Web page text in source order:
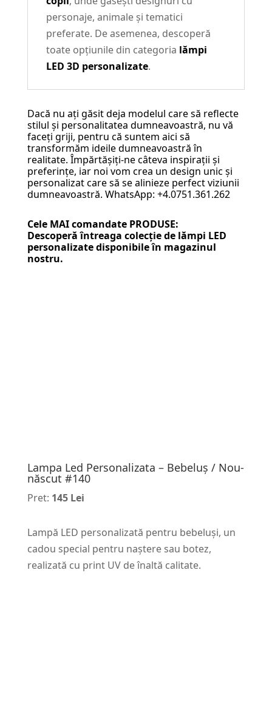
personaje, animale și tematici
preferate. De asemenea, descoperă
toate opțiunile din categoria lămpi
LED 3D personalizate.
Dacă nu ați găsit deja modelul care să reflecte
stilul și personalitatea dumneavoastră, nu vă
faceți griji, pentru că suntem aici să
transformăm ideile dumneavoastră în
realitate. Împărtășiți-ne câteva inspirații și
preferințe, iar noi vom crea un design unic și
personalizat care să se alinieze perfect viziunii
dumneavoastră. WhatsApp: +4.0751.361.262
Cele MAI comandate PRODUSE:
Descoperă întreaga colecție de lămpi LED
personalizatedisponibile în magazinul
nostru.
Lampa Led Personalizata – Bebeluș / Nou-
născut #140
Pret: 145 Lei
Lampă LED personalizată pentru bebeluși, un
cadou special pentru naștere sau botez,
realizată cu print UV de înaltă calitate.